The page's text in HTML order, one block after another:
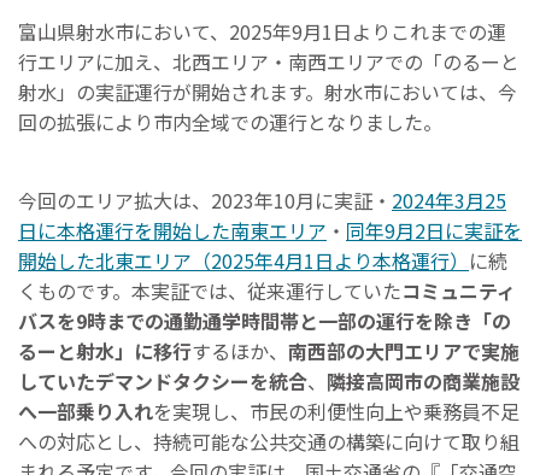
富山県射水市において、2025年9月1日よりこれまでの運
行エリアに加え、北西エリア・南西エリアでの「のるーと
射水」の実証運行が開始されます。射水市においては、今
回の拡張により市内全域での運行となりました。
今回のエリア拡大は、2023年10月に実証・ 2024年3月25
日に本格運行を開始した南東エリア ・ 同年9月2日に実証を
開始した北東エリア（2025年4月1日より本格運行） に続
くものです。本実証では、従来運行していたコミュニティ
バスを9時までの通勤通学時間帯と一部の運行を除き「の
るーと射水」に移行するほか、 南西部の大門エリアで実施
していたデマンドタクシーを統合、 隣接高岡市の商業施設
へ一部乗り入れを実現し、市民の利便性向上や乗務員不足
への対応とし、持続可能な公共交通の構築に向けて取り組